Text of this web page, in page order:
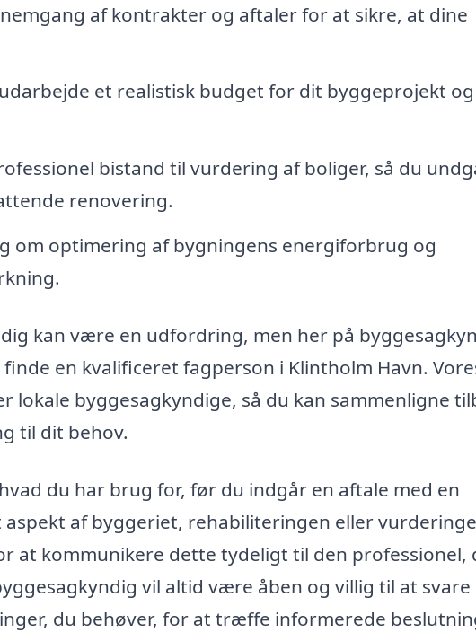
af kontrakter og aftaler for at sikre, at dine
et realistisk budget for dit byggeprojekt og
bistand til vurdering af boliger, så du
renovering.
om optimering af bygningens energiforbrug og
kan være en udfordring, men her på
en kvalificeret fagperson i Klintholm Havn.
lokale byggesagkyndige, så du kan sammenligne
til dit behov.
du har brug for, før du indgår en aftale med en
af byggeriet, rehabiliteringen eller
at kommunikere dette tydeligt til den professionel,
vil altid være åben og villig til at svare
du behøver, for at træffe informerede